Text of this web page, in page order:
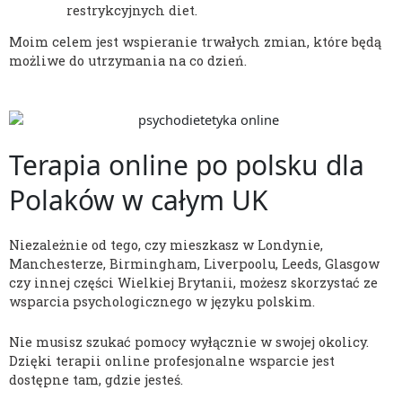
restrykcyjnych diet.
Moim celem jest wspieranie trwałych zmian, które będą
możliwe do utrzymania na co dzień.
Terapia online po polsku dla
Polaków w całym UK
Niezależnie od tego, czy mieszkasz w Londynie,
Manchesterze, Birmingham, Liverpoolu, Leeds, Glasgow
czy innej części Wielkiej Brytanii, możesz skorzystać ze
wsparcia psychologicznego w języku polskim.
Nie musisz szukać pomocy wyłącznie w swojej okolicy.
Dzięki terapii online profesjonalne wsparcie jest
dostępne tam, gdzie jesteś.